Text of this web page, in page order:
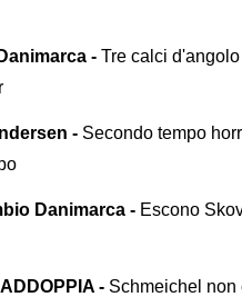
- Tre calci
- Secondo tempo
Danimarca - Escono
- Schmeichel non